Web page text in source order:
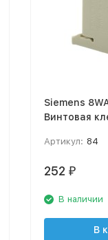
Siemens
Винтовая
Артикул: 84
252 ₽
В наличии
В